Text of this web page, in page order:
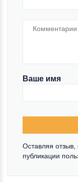
Ваше имя
Оставляя
публикации